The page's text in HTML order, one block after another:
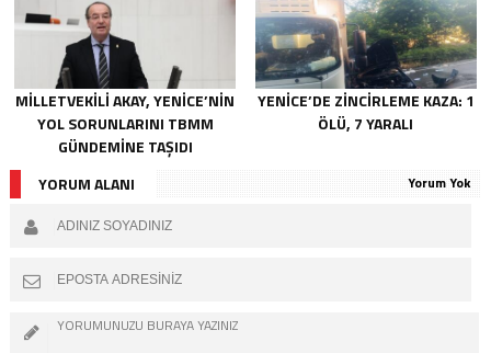
MİLLETVEKİLİ AKAY, YENİCE’NİN
YOL SORUNLARINI TBMM
GÜNDEMİNE TAŞIDI
YENİCE’DE ZİNCİRLEME KAZA: 1
ÖLÜ, 7 YARALI
YORUM ALANI Yorum Yok